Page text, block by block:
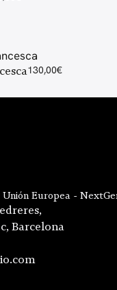
130,00€
Europea -
Barcelona